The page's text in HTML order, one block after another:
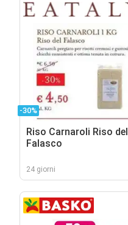
-30%
Riso Carnaroli Riso del
Falasco
24 giorni